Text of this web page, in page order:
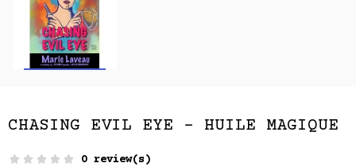
CHASING EVIL EYE - HUILE MAGIQUE
0 review(s)